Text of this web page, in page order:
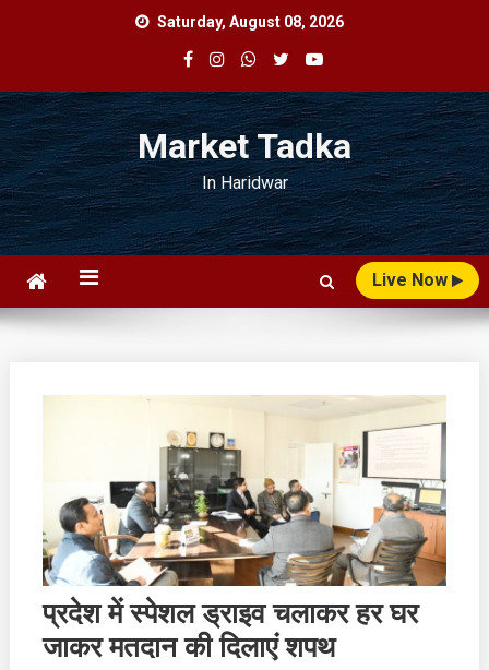
Saturday, August 08, 2026
Market Tadka
In Haridwar
Live Now
प्रदेश में स्पेशल ड्राइव चलाकर हर घर
जाकर मतदान की दिलाएं शपथ